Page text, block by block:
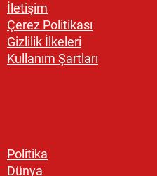
İletişim
Çerez Politikası
Gizlilik İlkeleri
Kullanım Şartları
Politika
Dünya